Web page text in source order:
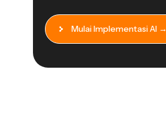
Mulai Implementasi AI →